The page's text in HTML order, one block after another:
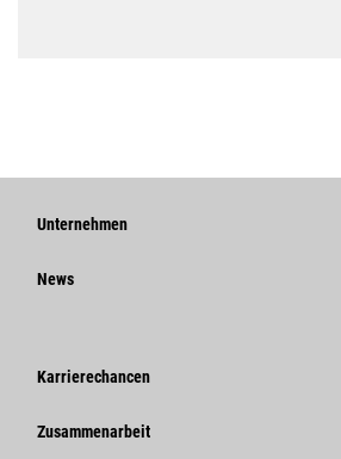
Unternehmen
Strategie
Verhaltenskodex
News
Unternehmensweite
Karrierechancen
Warum Caterpillar?
Zusammenarbeit